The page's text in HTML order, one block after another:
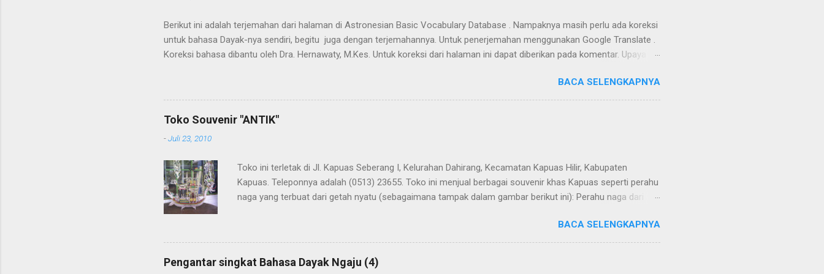
Berikut ini adalah terjemahan dari halaman di Astronesian Basic Vocabulary Database . Nampaknya masih perlu ada koreksi
untuk bahasa Dayak-nya sendiri, begitu juga dengan terjemahannya. Untuk penerjemahan menggunakan Google Translate .
Koreksi bahasa dibantu oleh Dra. Hernawaty, M.Kes. Untuk koreksi dari halaman ini dapat diberikan pada komentar. Upaya
BACA SELENGKAPNYA
Toko Souvenir "ANTIK"
-Juli 23, 2010
Toko ini terletak di Jl. Kapuas Seberang I, Kelurahan Dahirang, Kecamatan Kapuas Hilir, Kabupaten
Kapuas. Teleponnya adalah (0513) 23655. Toko ini menjual berbagai souvenir khas Kapuas seperti perahu
naga yang terbuat dari getah nyatu (sebagaimana tampak dalam gambar berikut ini): Perahu naga dari
BACA SELENGKAPNYA
Pengantar singkat Bahasa Dayak Ngaju (4)